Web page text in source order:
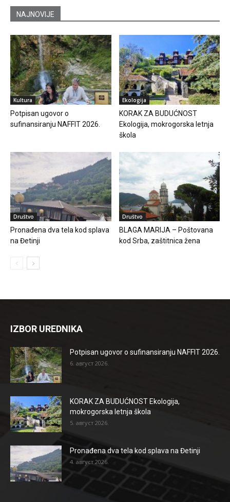
NAJNOVIJE
Kultura
Potpisan ugovor o
sufinansiranju NAFFIT 2026.
Ekologija
KORAK ZA BUDUĆNOST
Ekologija, mokrogorska letnja
škola
Društvo
Pronađena dva tela kod splava
na Đetinji
Društvo
BLAGA MARIJA – Poštovana
kod Srba, zaštitnica žena
IZBOR UREDNIKA
Potpisan ugovor o sufinansiranju NAFFIT 2026.
6. август 2026.
KORAK ZA BUDUĆNOST Ekologija,
mokrogorska letnja škola
5. август 2026.
Pronađena dva tela kod splava na Đetinji
4. август 2026.